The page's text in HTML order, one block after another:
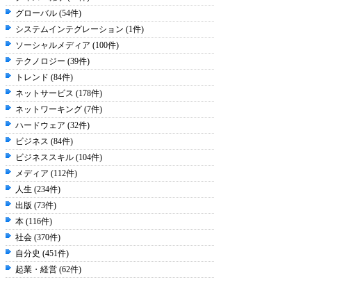
グローバル (54件)
システムインテグレーション (1件)
ソーシャルメディア (100件)
テクノロジー (39件)
トレンド (84件)
ネットサービス (178件)
ネットワーキング (7件)
ハードウェア (32件)
ビジネス (84件)
ビジネススキル (104件)
メディア (112件)
人生 (234件)
出版 (73件)
本 (116件)
社会 (370件)
自分史 (451件)
起業・経営 (62件)